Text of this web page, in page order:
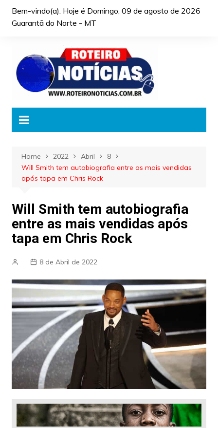
Bem-vindo(a). Hoje é Domingo, 09 de agosto de 2026
Guarantã do Norte - MT
Home 2022 Abril
8
Will Smith tem autobiografia entre as mais vendidas
após tapa em Chris Rock
Will Smith tem autobiografia
entre as mais vendidas após
tapa em Chris Rock
8 de Abril de 2022